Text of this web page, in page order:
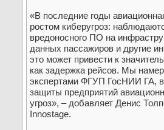
«В последние годы
ростом киберугроз:
вредоносного ПО на
данных пассажиров и другие
это может привести к
как задержка рейсов. Мы
экспертами ФГУП ГосНИИ ГА,
защиты предприятий
угроз», – добавляет Денис
Innostage.